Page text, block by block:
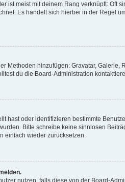
meist mit deinem Rang verknüpft: Oft
Es handelt sich hierbei in der Regel
Methoden hinzufügen: Gravatar,
du die Board-Administration
oder identifizieren bestimmte
Bitte schreibe keine sinnlosen
einfach wieder zurücksetzen.
nutzen, falls diese von der Board-